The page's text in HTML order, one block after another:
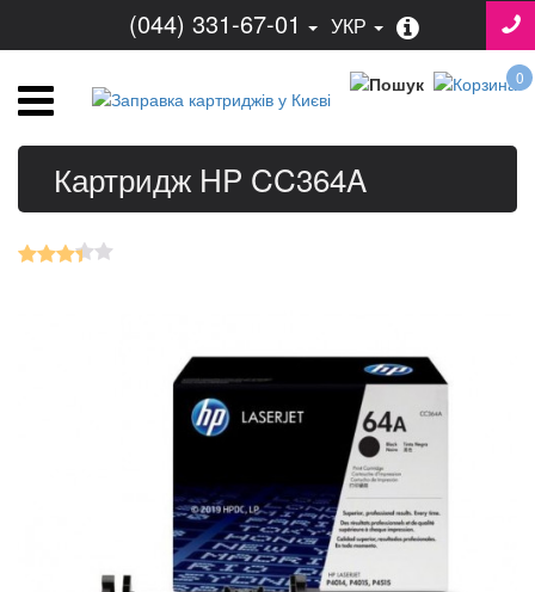
(044) 331-67-01 УКР
0
Картридж HP CC364A